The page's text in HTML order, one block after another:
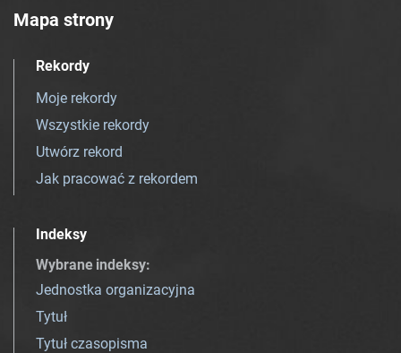
Mapa strony
Rekordy
Moje rekordy
Wszystkie rekordy
Utwórz rekord
Jak pracować z rekordem
Indeksy
Wybrane indeksy:
Jednostka organizacyjna
Tytuł
Tytuł czasopisma